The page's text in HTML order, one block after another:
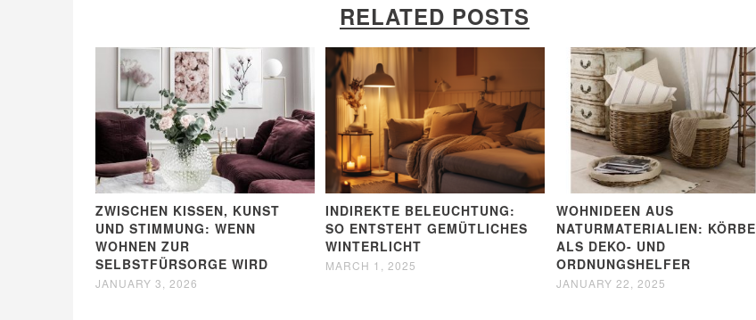
RELATED POSTS
ZWISCHEN KISSEN, KUNST
UND STIMMUNG: WENN
WOHNEN ZUR
SELBSTFÜRSORGE WIRD
JANUARY 3, 2026
INDIREKTE BELEUCHTUNG:
SO ENTSTEHT GEMÜTLICHES
WINTERLICHT
MARCH 1, 2025
WOHNIDEEN AUS
NATURMATERIALIEN: KÖRBE
ALS DEKO- UND
ORDNUNGSHELFER
JANUARY 22, 2025